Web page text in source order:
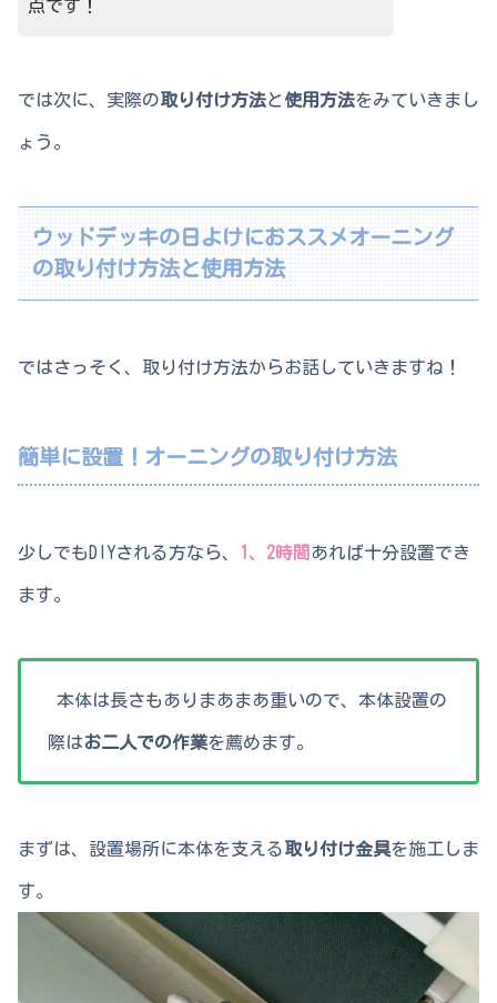
点です！
では次に、実際の取り付け方法と 使用方法をみていきまし
ょう。
ウッドデッキの日よけにおススメオーニング
の取り付け方法と使用方法
ではさっそく、取り付け方法からお話していきますね！
簡単に設置！オーニングの取り付け方法
少しでもDIYされる方なら、 1、2時間 あれば十分設置でき
ます。
本体は長さもありまあまあ重いので、本体設置の
際はお二人での作業を薦めます。
まずは、設置場所に本体を支える取り付け金具を施工しま
す。